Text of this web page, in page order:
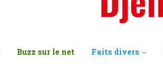
Buzz sur le net Faits divers